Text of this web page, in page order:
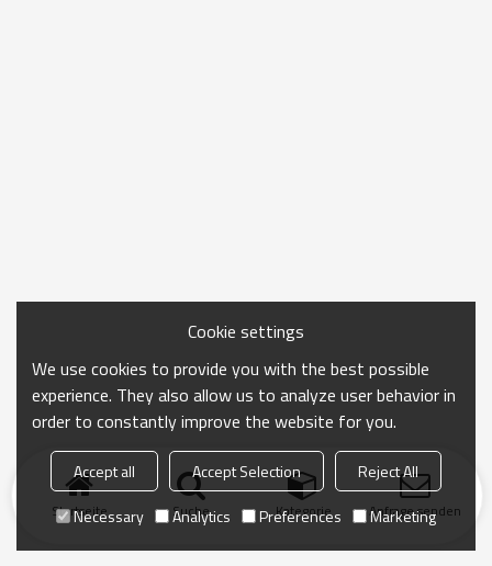
Startseite Suche Kategorie Anfrage senden
Cookie settings
We use cookies to provide you with the best possible
experience. They also allow us to analyze user behavior in
order to constantly improve the website for you.
Accept all Accept Selection
Reject All
Necessary
Analytics Preferences Marketing